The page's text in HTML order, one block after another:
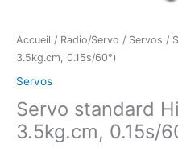
Accueil / Radio/Servo / Servos /
3.5kg.cm, 0.15s/60°)
Servos
Servo standard
3.5kg.cm, 0.15s/